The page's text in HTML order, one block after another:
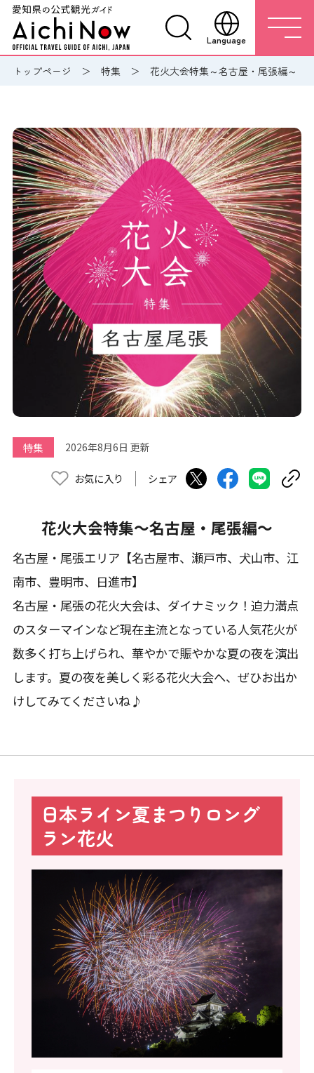
Language
トップページ 特集 花火大会特集～名古屋・尾張編～
特集 2026年8月6日 更新
お気に入り シェア
花火大会特集～名古屋・尾張編～
名古屋・尾張エリア【名古屋市、瀬戸市、犬山市、江
南市、豊明市、日進市】
名古屋・尾張の花火大会は、ダイナミック！迫力満点
のスターマインなど現在主流となっている人気花火が
数多く打ち上げられ、華やかで賑やかな夏の夜を演出
します。夏の夜を美しく彩る花火大会へ、ぜひお出か
けしてみてくださいね♪
日本ライン夏まつりロング
ラン花火